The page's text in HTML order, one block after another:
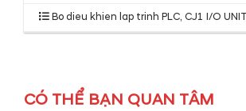
Bo dieu khien lap trinh PLC,CJ1 I/O
CÓ THỂ BẠN QUAN TÂM